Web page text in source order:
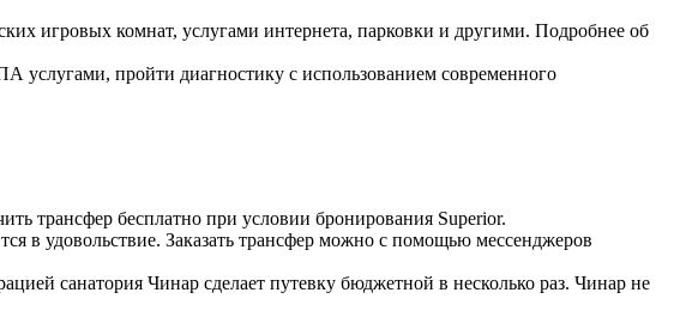
игровых комнат, услугами интернета, парковки и другими. Подробнее об
услугами, пройти диагностику с использованием современного
трансфер бесплатно при условии бронирования Superior.
в удовольствие. Заказать трансфер можно с помощью мессенджеров
санатория Чинар сделает путевку бюджетной в несколько раз. Чинар не